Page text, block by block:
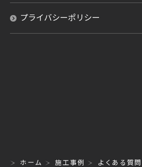
プライバシーポリシー
ホーム 施工事例 よくある質問